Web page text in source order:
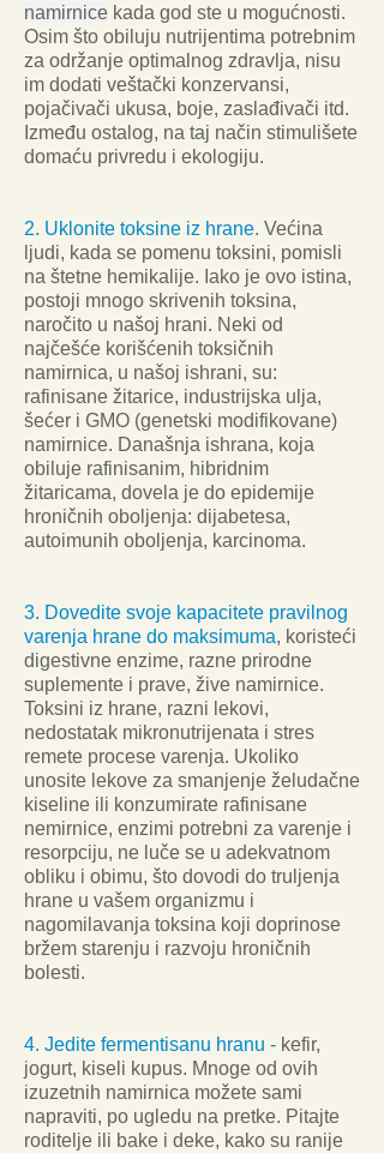
namirnice kada god ste u mogućnosti.
Osim što obiluju nutrijentima potrebnim
za održanje optimalnog zdravlja, nisu
im dodati veštački konzervansi,
pojačivači ukusa, boje, zaslađivači itd.
Između ostalog, na taj način stimulišete
domaću privredu i ekologiju.
2. Uklonite toksine iz hrane. Većina
ljudi, kada se pomenu toksini, pomisli
na štetne hemikalije. Iako je ovo istina,
postoji mnogo skrivenih toksina,
naročito u našoj hrani. Neki od
najčešće korišćenih toksičnih
namirnica, u našoj ishrani, su:
rafinisane žitarice, industrijska ulja,
šećer i GMO (genetski modifikovane)
namirnice. Današnja ishrana, koja
obiluje rafinisanim, hibridnim
žitaricama, dovela je do epidemije
hroničnih oboljenja: dijabetesa,
autoimunih oboljenja, karcinoma.
3. Dovedite svoje kapacitete pravilnog
varenja hrane do maksimuma, koristeći
digestivne enzime, razne prirodne
suplemente i prave, žive namirnice.
Toksini iz hrane, razni lekovi,
nedostatak mikronutrijenata i stres
remete procese varenja. Ukoliko
unosite lekove za smanjenje želudačne
kiseline ili konzumirate rafinisane
nemirnice, enzimi potrebni za varenje i
resorpciju, ne luče se u adekvatnom
obliku i obimu, što dovodi do truljenja
hrane u vašem organizmu i
nagomilavanja toksina koji doprinose
bržem starenju i razvoju hroničnih
bolesti.
4. Jedite fermentisanu hranu - kefir,
jogurt, kiseli kupus. Mnoge od ovih
izuzetnih namirnica možete sami
napraviti, po ugledu na pretke. Pitajte
roditelje ili bake i deke, kako su ranije